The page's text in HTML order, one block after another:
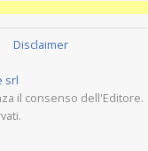
Disclaimer
srl
il consenso dell'Editore.